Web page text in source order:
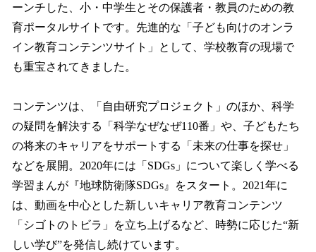
ーンチした、小・中学生とその保護者・教員のための教
育ポータルサイトです。先進的な「子ども向けのオンラ
イン教育コンテンツサイト」として、学校教育の現場で
も重宝されてきました。
コンテンツは、「自由研究プロジェクト」のほか、科学
の疑問を解決する「科学なぜなぜ110番」や、子どもたち
の将来のキャリアをサポートする「未来の仕事を探せ」
などを展開。2020年には「SDGs」について楽しく学べる
学習まんが『地球防衛隊SDGs』をスタート。2021年に
は、動画を中心とした新しいキャリア教育コンテンツ
「シゴトのトビラ」を立ち上げるなど、時勢に応じた“新
しい学び”を発信し続けています。